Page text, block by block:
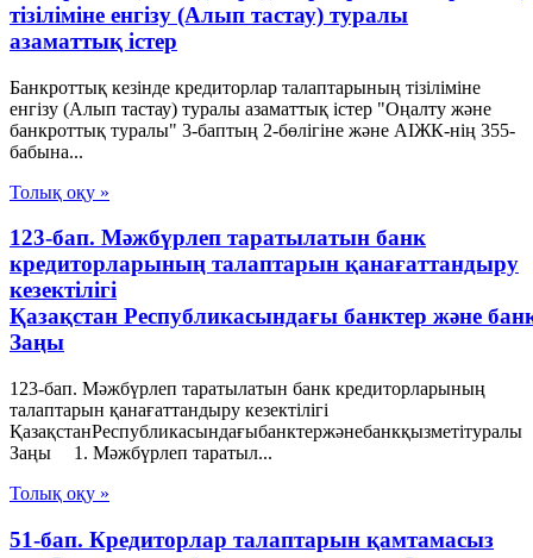
тізіліміне енгізу (Алып тастау) туралы
азаматтық істер
Банкроттық кезінде кредиторлар талаптарының тізіліміне
енгізу (Алып тастау) туралы азаматтық істер "Оңалту және
банкроттық туралы" 3-баптың 2-бөлігіне және АІЖК-нің 355-
бабына...
Толық оқу »
123-бап. Мәжбүрлеп таратылатын банк
кредиторларының талаптарын қанағаттандыру
кезектілігі
Қазақстан Республикасындағы банктер және
Заңы
123-бап. Мәжбүрлеп таратылатын банк кредиторларының
талаптарын қанағаттандыру кезектілігі
ҚазақстанРеспубликасындағыбанктержәнебанкқызметітуралы
Заңы 1. Мәжбүрлеп таратыл...
Толық оқу »
51-бап. Кредиторлар талаптарын қамтамасыз